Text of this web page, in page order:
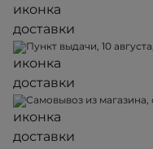
Пункт выдачи, 10
Самовывоз из